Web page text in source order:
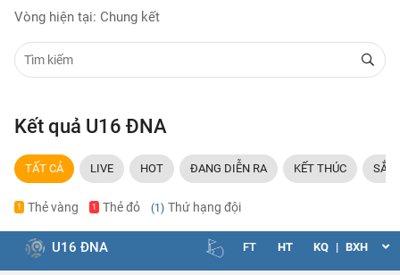
Vòng hiện tại: Chung kết
Kết quả U16 ĐNA
TẤT CẢ LIVE HOT ĐANG DIỄN RA KẾT THÚC SẮP
1 Thẻ vàng 1 Thẻ đỏ (1) Thứ hạng đội
U16 ĐNA FT HT KQ | BXH